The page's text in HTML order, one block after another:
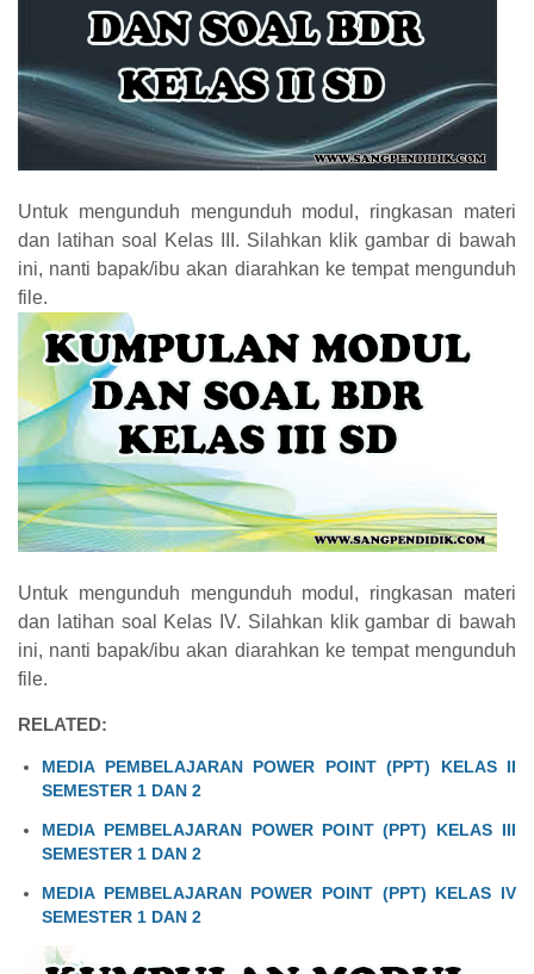
Untuk mengunduh mengunduh modul, ringkasan materi
dan latihan soal Kelas III. Silahkan klik gambar di bawah
ini, nanti bapak/ibu akan diarahkan ke tempat mengunduh
file.
Untuk mengunduh mengunduh modul, ringkasan materi
dan latihan soal Kelas IV. Silahkan klik gambar di bawah
ini, nanti bapak/ibu akan diarahkan ke tempat mengunduh
file.
RELATED:
MEDIA PEMBELAJARAN POWER POINT (PPT) KELAS II
SEMESTER 1 DAN 2
MEDIA PEMBELAJARAN POWER POINT (PPT) KELAS III
SEMESTER 1 DAN 2
MEDIA PEMBELAJARAN POWER POINT (PPT) KELAS IV
SEMESTER 1 DAN 2